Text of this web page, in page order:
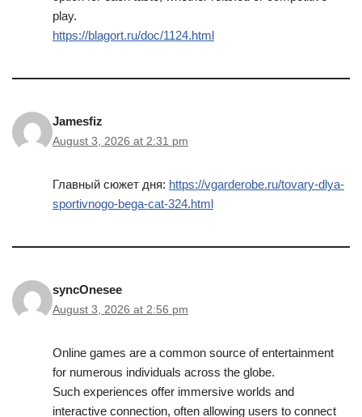
play.
https://blagort.ru/doc/1124.html
Jamesfiz
August 3, 2026 at 2:31 pm
Главный сюжет дня: https://vgarderobe.ru/tovary-dlya-
sportivnogo-bega-cat-324.html
syncOnesee
August 3, 2026 at 2:56 pm
Online games are a common source of entertainment
for numerous individuals across the globe.
Such experiences offer immersive worlds and
interactive connection, often allowing users to connect